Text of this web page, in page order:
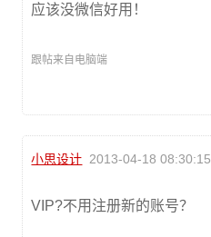
应该没微信好用！
跟帖来自电脑端
小思设计 2013-04-18 08:30:15
VIP?不用注册新的账号？